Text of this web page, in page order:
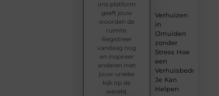
Verhuizen
in
IJmuiden
zonder
Stress Hoe
een
Verhuisbedrijf
Je Kan
Helpen
ons platform
geeft jouw
woorden de
ruimte.
Registreer
vandaag nog
en inspireer
anderen met
jouw unieke
kijk op de
wereld.